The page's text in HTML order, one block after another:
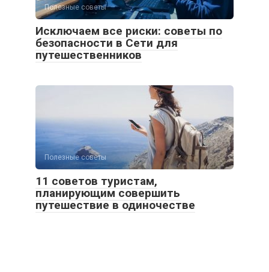
Полезные советы
Исключаем все риски: советы по
безопасности в Сети для
путешественников
Полезные советы
11 советов туристам,
планирующим совершить
путешествие в одиночестве